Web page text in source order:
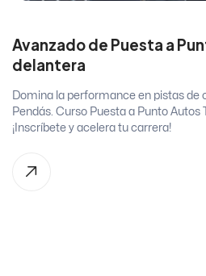
Avanzado de Puesta a
delantera
Domina la performance en pistas de
Pendás. Curso Puesta a Punto Autos
¡Inscríbete y acelera tu carrera!